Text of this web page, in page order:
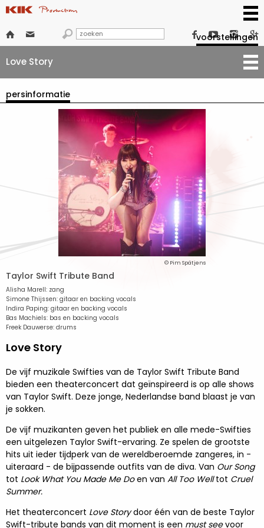
      
voorstellingen
Love Story
persinformatie
© Pim Spätjens
Taylor Swift Tribute Band
Alisha Marell: zang
Simone Thijssen: gitaar en backing vocals
Indira Paping: gitaar en backing vocals
Bas Machiels: bas en backing vocals
Freek Dauwerse: drums
Love Story
De vijf muzikale Swifties van de Taylor Swift Tribute Band
bieden een theaterconcert dat geïnspireerd is op alle shows
van Taylor Swift. Deze jonge, Nederlandse band blaast je van
je sokken.
De vijf muzikanten geven het publiek en alle mede-Swifties
een uitgelezen Taylor Swift-ervaring. Ze spelen de grootste
hits uit ieder tijdperk van de wereldberoemde zangeres, in -
uiteraard - de bijpassende outfits van de diva. Van Our Song
tot Look What You Made Me Doen van All Too Welltot Cruel
Summer.
Het theaterconcert Love Storydoor één van de beste Taylor
Swift-tribute bands van dit moment is een must seevoor